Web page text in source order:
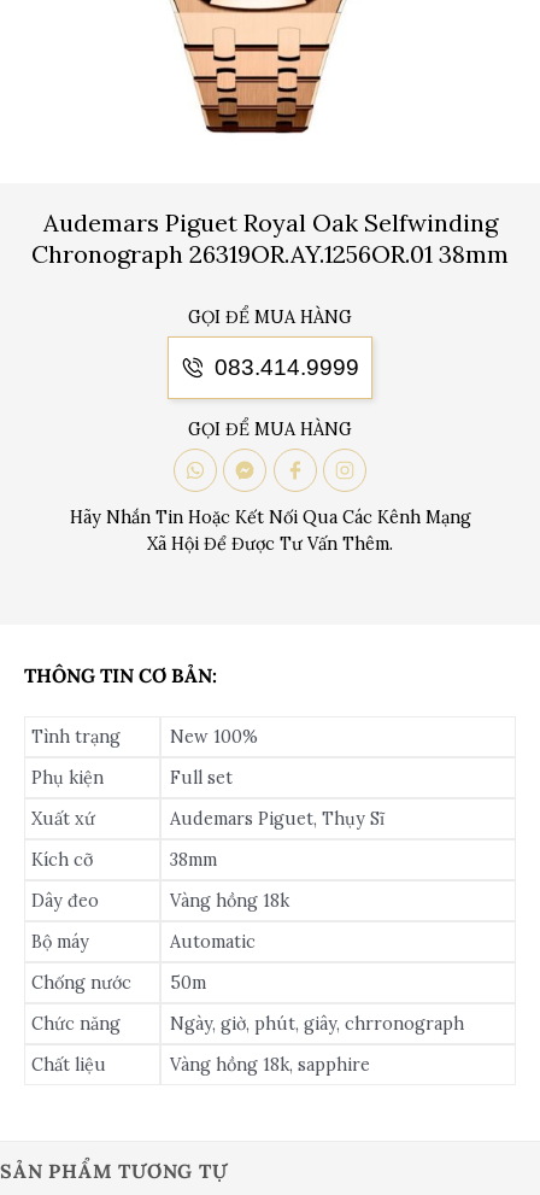
Audemars Piguet Royal Oak Selfwinding
Chronograph 26319OR.AY.1256OR.01 38mm
GỌI ĐỂ MUA HÀNG
083.414.9999
GỌI ĐỂ MUA HÀNG
Hãy Nhắn Tin Hoặc Kết Nối Qua Các Kênh Mạng
Xã Hội Để Được Tư Vấn Thêm.
THÔNG TIN CƠ BẢN:
Tình trạng
New 100%
Phụ kiện
Full set
Xuất xứ
Audemars Piguet, Thụy Sĩ
Kích cỡ
38mm
Dây đeo
Vàng hồng 18k
Bộ máy
Automatic
Chống nước
50m
Chức năng
Ngày, giờ, phút, giây, chrronograph
Chất liệu
Vàng hồng 18k, sapphire
SẢN PHẨM TƯƠNG TỰ